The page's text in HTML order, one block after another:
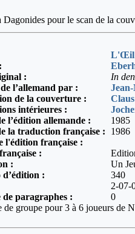
Dagonides pour le scan de la
:
l’allemand par :
de la couverture :
intérieures :
l’édition allemande :
la traduction française :
l'édition française :
:
:
:
de paragraphes :
L'Œil
In
1985
1986
Un
340
2-07-
0
de groupe pour 3 à 6 joueurs de